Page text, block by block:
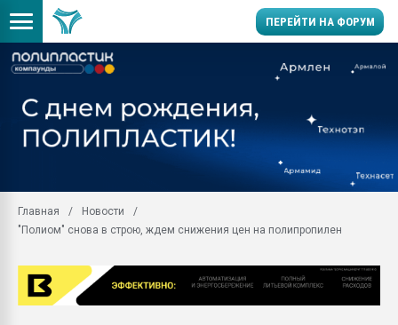
ПЕРЕЙТИ НА ФОРУМ
заводу пластмасс"
Подмосковье, Москва
28.07.2026
Главная
Новости
"Полиом" снова в строю, ждем снижения цен на полипропилен